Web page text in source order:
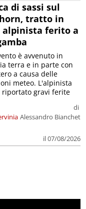
di sassi sul
tratto in
alpinista ferito a
di
Alessandro Bianchet
il 07/08/2026
è avvenuto in
terra e in parte con
a causa delle
meteo. L'alpinista
riportato gravi ferite